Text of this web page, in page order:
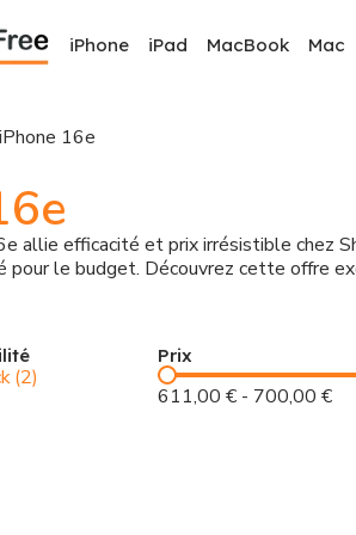
iPhone iPad MacBook Mac
iPhone 16e
allie efficacité et prix irrésistible chez
pour le budget. Découvrez cette offre
Prix
611,00 € - 700,00 €